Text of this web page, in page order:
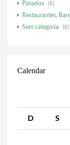
Passeios
(6)
Restaurantes,
Sem categoria
(6)
Calendar
D S